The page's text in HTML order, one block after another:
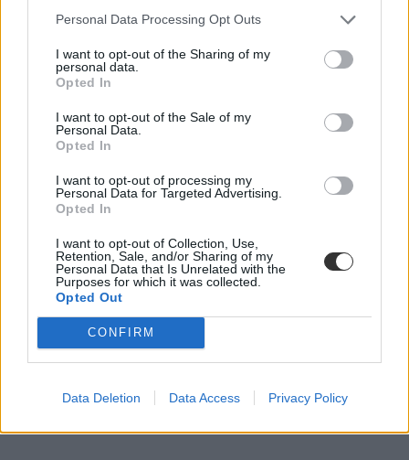
Personal Data Processing Opt Outs
I want to opt-out of the Sharing of my
personal data.
Opted In
I want to opt-out of the Sale of my
Personal Data.
Opted In
I want to opt-out of processing my
Personal Data for Targeted Advertising.
Opted In
I want to opt-out of Collection, Use,
Retention, Sale, and/or Sharing of my
Personal Data that Is Unrelated with the
Purposes for which it was collected.
Opted Out
CONFIRM
Data Deletion Data Access Privacy Policy
felnőttképzés
felnőttkori tanulás
készségek